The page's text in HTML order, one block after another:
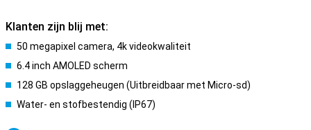
Klanten zijn blij met:
50 megapixel camera, 4k videokwaliteit
6.4 inch AMOLED scherm
128 GB opslaggeheugen (Uitbreidbaar met Micro-sd)
Water- en stofbestendig (IP67)